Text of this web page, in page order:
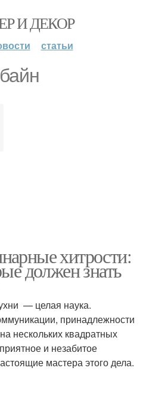
И ДЕКОР
статьи
хитрости:
должен знать
— целая наука.
принадлежности
нескольких квадратных
и незабитое
мастера этого дела.